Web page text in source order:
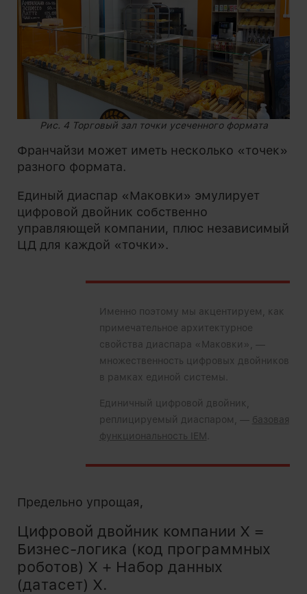
Рис. 4 Торговый зал точки усеченного формата
Франчайзи может иметь несколько «точек»
разного формата.
Единый диаспар «Маковки» эмулирует
цифровой двойник собственно
управляющей компании, плюс независимый
ЦД для каждой «точки».
Именно поэтому мы акцентируем, как
примечательное архитектурное
свойства диаспара «Маковки», —
множественность цифровых двойников
в рамках единой системы.
Единичный цифровой двойник,
реплицируемый диаспаром, — базовая
функциональность IEM
Предельно упрощая,
Цифровой двойник компании Х =
Бизнес-логика (код программных
роботов) Х + Набор данных
(датасет) Х.